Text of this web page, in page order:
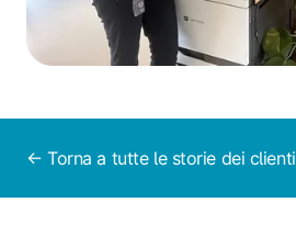
← Torna a tutte le storie dei clienti